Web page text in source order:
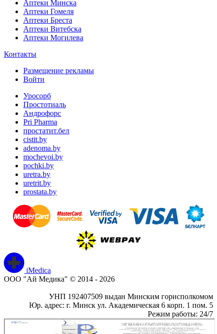
Аптеки Минска
Аптеки Гомеля
Аптеки Бреста
Аптеки Витебска
Аптеки Могилева
Контакты
Размещение рекламы
Войти
Уросорб
Простотиаль
Андрофорс
Pri Pharma
простатит.бел
cistit.by
adenoma.by
mochevoi.by
pochki.by
uretra.by
uretrit.by
prostata.by
iMedica
ООО "Ай Медика" © 2014 - 2026
УНП 192407509 выдан Минским горисполкомом
Юр. адрес: г. Минск ул. Академическая 6 корп. 1 пом. 5
Режим работы: 24/7